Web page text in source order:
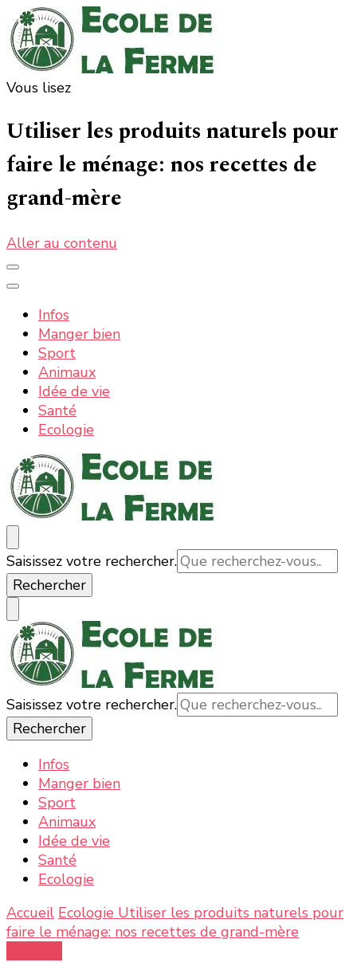
actualités
et bio
Vous lisez
Utiliser les produits naturels pour
faire le ménage: nos recettes de
grand-mère
Aller au contenu
Infos
Manger bien
Sport
Animaux
Idée de vie
Santé
Ecologie
Ecole de la ferme : la nature, les informations et
actualités
La nature, la ferme, la campagne, tout ce qui est bon
et bio
Vous
recherchiez
quelque
chose ?
Saisissez votre rechercher.
Ecole de la ferme : la nature, les informations et actualités
La nature, la ferme, la campagne, tout ce qui est bon
et bio
Vous
recherchiez
quelque
chose ?
Saisissez votre rechercher.
Infos
Manger bien
Sport
Animaux
Idée de vie
Santé
Ecologie
Accueil Ecologie Utiliser les produits naturels pour
faire le ménage: nos recettes de grand-mère